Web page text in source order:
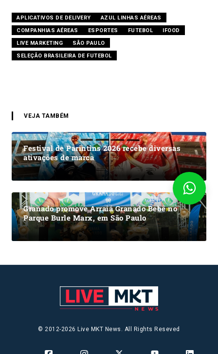
APLICATIVOS DE DELIVERY
AZUL LINHAS AÉREAS
COMPANHIAS AÉREAS
ESPORTES FUTEBOL
IFOOD
LIVE MARKETING
SÃO PAULO
SELEÇÃO BRASILEIRA DE FUTEBOL
VEJA TAMBÉM
Festival de Parintins 2026 recebe diversas
ativações de marca
Granado promove Arraiá Granado Bebê no
Parque Burle Marx, em São Paulo
© 2012-2026 Live MKT News. All Rights Reseved